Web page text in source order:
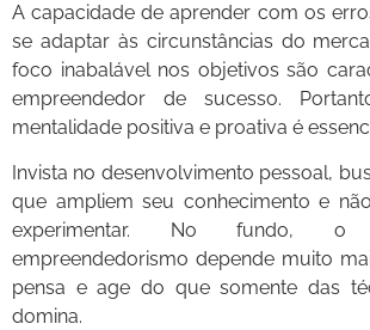
A capacidade de aprender com os
se adaptar às circunstâncias do
foco inabalável nos objetivos são
empreendedor de sucesso.
mentalidade positiva e proativa é
Invista no desenvolvimento pessoal,
que ampliem seu conhecimento e
experimentar. No fundo, o
empreendedorismo depende muito
pensa e age do que somente das
domina.